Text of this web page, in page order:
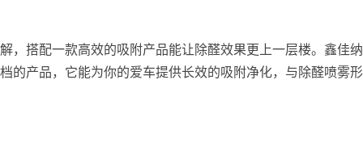
，搭配一款高效的吸附产品能让除醛效果更上一层楼。鑫佳
的产品，它能为你的爱车提供长效的吸附净化，与除醛喷雾